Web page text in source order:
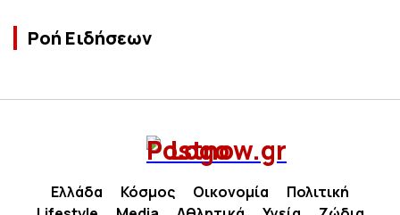
Ροή Ειδήσεων
Ελλάδα Κόσμος Οικονομία
Πολιτική